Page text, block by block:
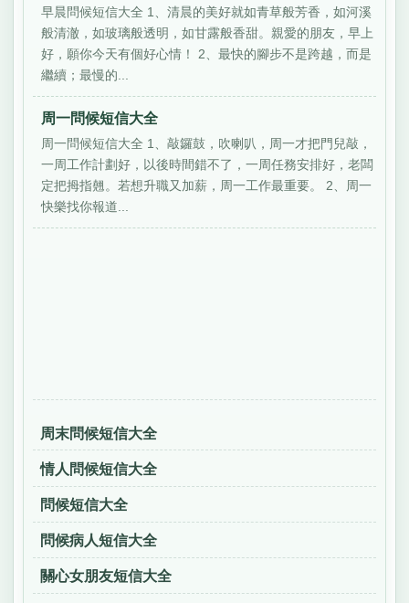
早晨問候短信大全 1、清晨的美好就如青草般芳香，如河溪
般清澈，如玻璃般透明，如甘露般香甜。親愛的朋友，早上
好，願你今天有個好心情！ 2、最快的腳步不是跨越，而是
繼續；最慢的...
周一問候短信大全
周一問候短信大全 1、敲鑼鼓，吹喇叭，周一才把門兒敲，
一周工作計劃好，以後時間錯不了，一周任務安排好，老闆
定把拇指翹。若想升職又加薪，周一工作最重要。 2、周一
快樂找你報道...
周末問候短信大全
情人問候短信大全
問候短信大全
問候病人短信大全
關心女朋友短信大全